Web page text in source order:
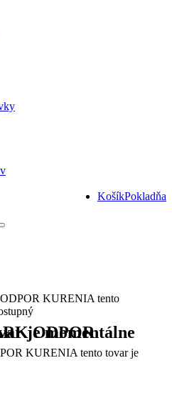
KošíkPokladňa
KURENIA tento